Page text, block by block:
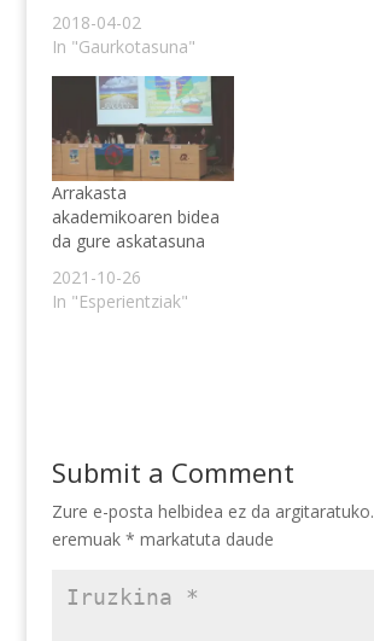
2018-04-02
In "Gaurkotasuna"
Arrakasta
akademikoaren bidea
da gure askatasuna
2021-10-26
In "Esperientziak"
Submit a Comment
Zure e-posta helbidea ez da argitaratuko.
eremuak * markatuta daude